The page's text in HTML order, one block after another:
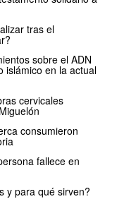
tras el
sobre el ADN
islámico en la actual
cervicales
consumieron
fallece en
y para qué sirven?